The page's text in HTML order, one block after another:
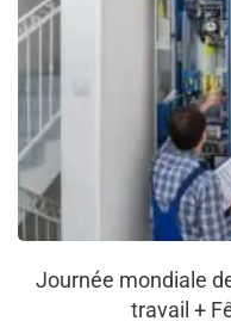
Journée mondiale
travail +